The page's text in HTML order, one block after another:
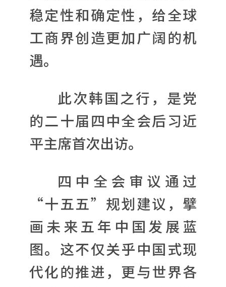
稳定性和确定性，给全球
工商界创造更加广阔的机
遇。
此次韩国之行，是党
的二十届四中全会后习近
平主席首次出访。
四中全会审议通过
“十五五”规划建议，擘
画未来五年中国发展蓝
图。这不仅关乎中国式现
代化的推进，更与世界各